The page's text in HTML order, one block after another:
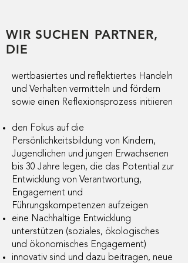
WIR SUCHEN PARTNER,
DIE
​wertbasiertes und reflektiertes Handeln
und Verhalten vermitteln und fördern
sowie einen Reflexionsprozess initiieren
den Fokus auf die
Persönlichkeitsbildung von Kindern,
Jugendlichen und jungen Erwachsenen
bis 30 Jahre legen, die das Potential zur
Entwicklung von Verantwortung,
Engagement und
Führungskompetenzen aufzeigen
eine Nachhaltige Entwicklung
unterstützen (soziales, ökologisches
und ökonomisches Engagement)
innovativ sind und dazu beitragen, neue